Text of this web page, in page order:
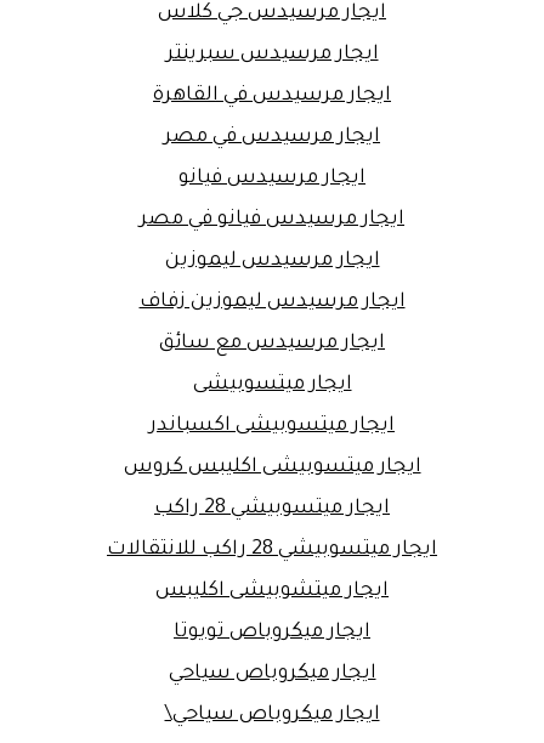
ايجار مرسيدس جي كلاس
ايجار مرسيدس سبرينتر
ايجار مرسيدس في القاهرة
ايجار مرسيدس في مصر
ايجار مرسيدس فيانو
ايجار مرسيدس فيانو في مصر
ايجار مرسيدس ليموزين
ايجار مرسيدس ليموزين زفاف
ايجار مرسيدس مع سائق
ايجار ميتسوبيشى
ايجار ميتسوبيشى اكسباندر
ايجار ميتسوبيشى اكليبس كروس
ايجار ميتسوبيشي 28 راكب
ايجار ميتسوبيشي 28 راكب للانتقالات
ايجار ميتشوبيشى اكليبس
ايجار ميكروباص تويوتا
ايجار ميكروباص سياحي
ايجار ميكروباص سياحي\